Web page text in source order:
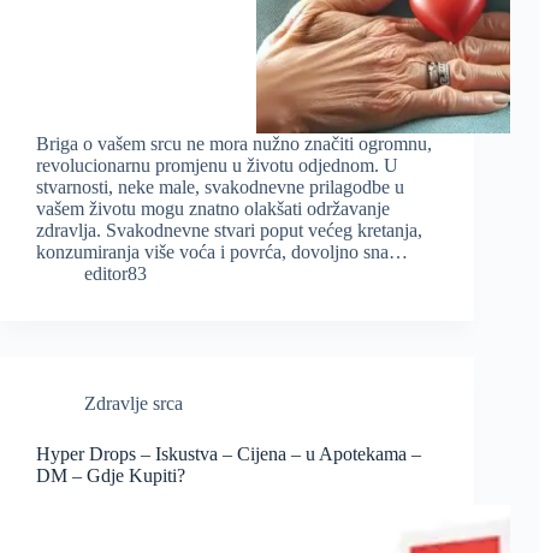
Briga o vašem srcu ne mora nužno značiti ogromnu,
revolucionarnu promjenu u životu odjednom. U
stvarnosti, neke male, svakodnevne prilagodbe u
vašem životu mogu znatno olakšati održavanje
zdravlja. Svakodnevne stvari poput većeg kretanja,
konzumiranja više voća i povrća, dovoljno sna…
editor83
Zdravlje srca
Hyper Drops – Iskustva – Cijena – u Apotekama –
DM – Gdje Kupiti?